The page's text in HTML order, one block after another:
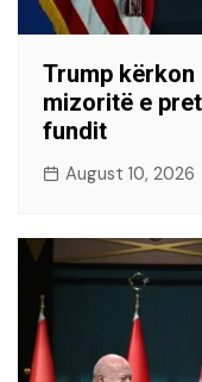
Trump kërkon
mizoritë e
fundit
August 10, 2026